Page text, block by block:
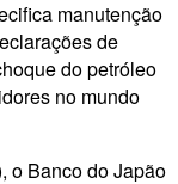
manutenção
de
do petróleo
no mundo
o Banco do Japão